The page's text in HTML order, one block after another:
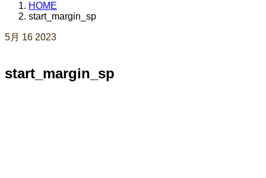
HOME
start_margin_sp
5月 16 2023
start_margin_sp